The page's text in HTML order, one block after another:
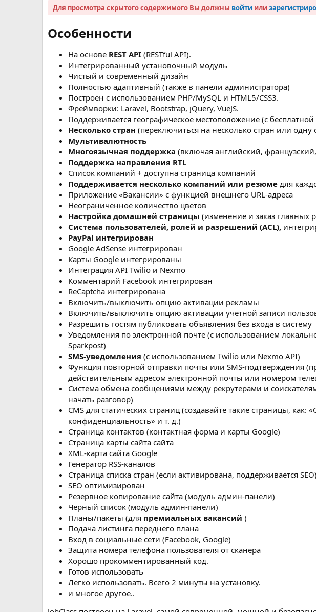
Для просмотра скрытого содержимого Вы должны войти или
Особенности​
На основе REST API (RESTful API).
Интегрированный установочный модуль
Чистый и современный дизайн
Полностью адаптивный (также в панели администратора)
Построен с использованием PHP/MySQL и HTML5/CSS3.
Фреймворки: Laravel, Bootstrap, jQuery, VueJS.
Поддерживается географическое местоположение (с
Несколько стран (переключиться на несколько стран или одну
Мультивалютность
Многоязычная поддержка (включая английский,
Поддержка направления RTL
Список компаний + доступна страница компаний
Поддерживается несколько компаний или резюме для
Приложение «Вакансии» с функцией внешнего URL-адреса
Неограниченное количество цветов
Настройка домашней страницы (изменение и заказ главных
Система пользователей, ролей и разрешений (ACL),
PayPal интегрирован
Google AdSense интегрирован
Карты Google интегрированы
Интеграция API Twilio и Nexmo
Комментарий Facebook интегрирован
ReCaptcha интегрирована
Включить/выключить опцию активации рекламы
Включить/выключить опцию активации учетной записи
Разрешить гостям публиковать объявления без входа в систему
Уведомления по электронной почте (с использованием
Sparkpost)
SMS-уведомления (с использованием Twilio или Nexmo API)
Функция повторной отправки почты или SMS-подтверждения
действительным адресом электронной почты или номером
Система обмена сообщениями между рекрутерами и
начать разговор)
CMS для статических страниц (создавайте такие страницы,
конфиденциальность» и т. д.)
Страница контактов (контактная форма и карты Google)
Страница карты сайта сайта
XML-карта сайта Google
Генератор RSS-каналов
Страница списка стран (если активирована, поддерживается SEO)
SEO оптимизирован
Резервное копирование сайта (модуль админ-панели)
Черный список (модуль админ-панели)
Планы/пакеты (для премиальных вакансий )
Подача листинга переднего плана
Вход в социальные сети (Facebook, Google)
Защита номера телефона пользователя от сканера
Хорошо прокомментированный код.
Готов использовать
Легко использовать. Всего 2 минуты на установку.
и многое другое..